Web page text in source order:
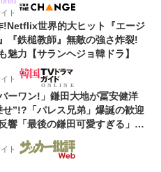
ト
!Netflix世界的大ヒット『エージ
『鉄槌教師』無敵の強さ炸裂!
魅力【サランヘジョ韓ドラ】
ト
ーワン!」鎌田大地が冨安健洋
せ”!?「パレス兄弟」爆誕の歓迎
響「最後の鎌田可愛すぎる」
る!」
ト